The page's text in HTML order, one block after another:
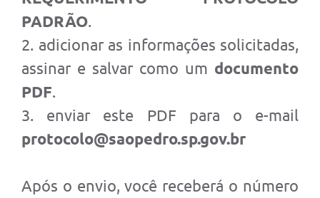
Comunicação
Formulários
Ouvidoria
SIC
Conselhos Municipais
PADRÃO.
2. adicionar as informações solicitadas,
assinar e salvar como um documento
PDF.
3. enviar este PDF para o e-mail
protocolo@saopedro.sp.gov.br
Após o envio, você receberá o número